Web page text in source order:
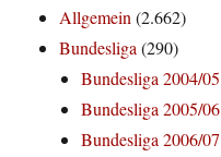
Allgemein(2.662)
Bundesliga(290)
Bundesliga 2004/05
Bundesliga 2005/06
Bundesliga 2006/07